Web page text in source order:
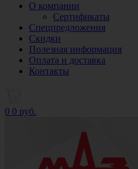
О компании
Сертификаты
Спецпредложения
Скидки
Полезная информация
Оплата и доставка
Контакты
0 0 руб.